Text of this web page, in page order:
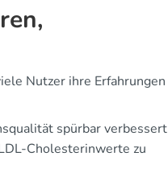
Nutzer ihre Erfahrungen
spürbar verbessert
Cholesterinwerte zu